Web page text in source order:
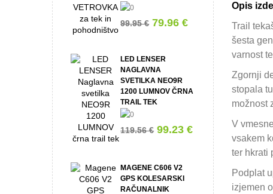
99.95 € 79.96 €
LED LENSER
NAGLAVNA
SVETILKA NEO9R
1200 LUMNOV ČRNA
TRAIL TEK
119.56 € 99.23 €
MAGENE C606 V2
GPS KOLESARSKI
RAČUNALNIK
Opis
Trail
šesta
varnost
Zgornji
stopala
možnost
V
vsakem
ter hkrati
Podplat
izjemen